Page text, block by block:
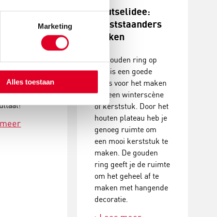
Marketing
Alles toestaan
met
Een
creatieve
met prachtig
Knutselidee:
kerststaanders
maken
De gouden ring op
voet is een goede
basis voor het maken
van een winterscène
of kerststuk. Door het
houten plateau heb je
genoeg ruimte om
een mooi kerststuk te
maken. De gouden
ring geeft je de ruimte
om het geheel af te
maken met hangende
decoratie.